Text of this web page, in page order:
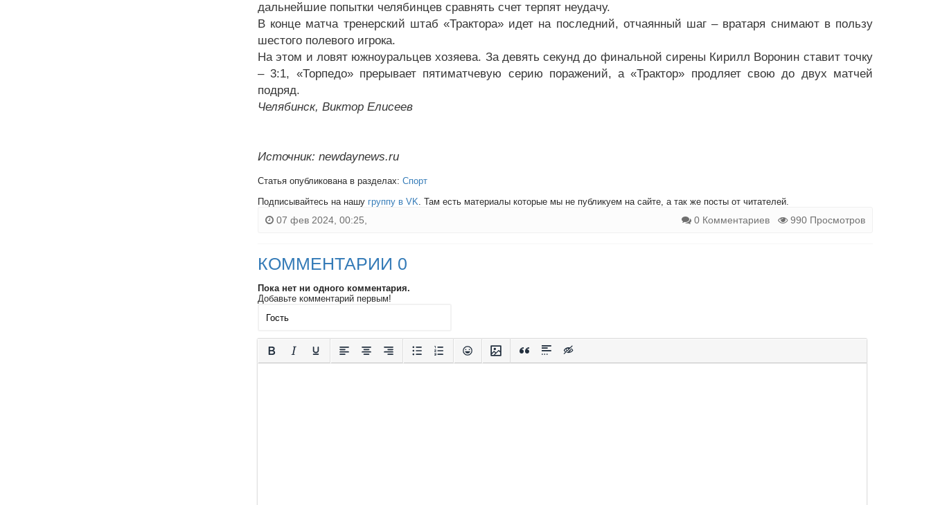
дальнейшие попытки челябинцев сравнять счет терпят неудачу.
В конце матча тренерский штаб «Трактора» идет на последний, отчаянный шаг – вратаря снимают в пользу
шестого полевого игрока.
На этом и ловят южноуральцев хозяева. За девять секунд до финальной сирены Кирилл Воронин ставит точку
– 3:1, «Торпедо» прерывает пятиматчевую серию поражений, а «Трактор» продляет свою до двух матчей
подряд.
Челябинск, Виктор Елисеев
Источник: newdaynews.ru
Статья опубликована в разделах: Спорт
Подписывайтесь на нашу группу в VK. Там есть материалы которые мы не публикуем на сайте, а так же посты от читателей.
07 фев 2024, 00:25, 0 Комментариев 990 Просмотров
КОММЕНТАРИИ 0
Пока нет ни одного комментария.
Добавьте комментарий первым!